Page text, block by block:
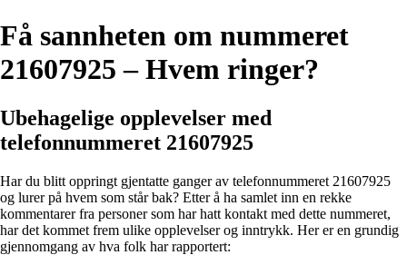
Få sannheten om nummeret
21607925 – Hvem ringer?
Ubehagelige opplevelser med
telefonnummeret 21607925
Har du blitt oppringt gjentatte ganger av telefonnummeret 21607925
og lurer på hvem som står bak? Etter å ha samlet inn en rekke
kommentarer fra personer som har hatt kontakt med dette nummeret,
har det kommet frem ulike opplevelser og inntrykk. Her er en grundig
gjennomgang av hva folk har rapportert: